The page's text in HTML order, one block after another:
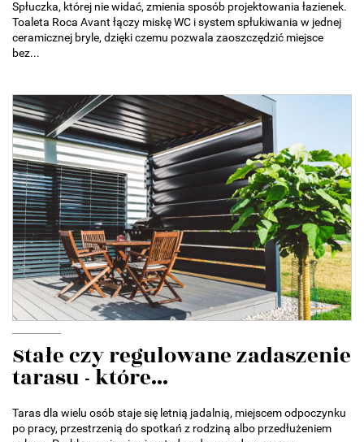
Spłuczka, której nie widać, zmienia sposób projektowania łazienek.
Toaleta Roca Avant łączy miskę WC i system spłukiwania w jednej
ceramicznej bryle, dzięki czemu pozwala zaoszczędzić miejsce
bez...
Stałe czy regulowane zadaszenie
tarasu - które...
Taras dla wielu osób staje się letnią jadalnią, miejscem odpoczynku
po pracy, przestrzenią do spotkań z rodziną albo przedłużeniem